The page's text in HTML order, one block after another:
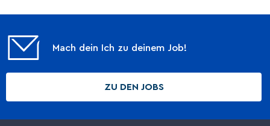
Mach dein Ich zu deinem Job!
ZU DEN JOBS